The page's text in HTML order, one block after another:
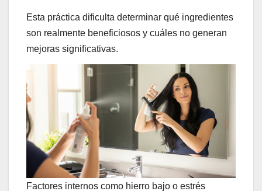
Esta práctica dificulta determinar qué ingredientes
son realmente beneficiosos y cuáles no generan
mejoras significativas.
Factores internos como hierro bajo o estrés